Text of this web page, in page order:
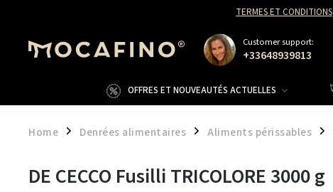
TERMES ET CONDITIONS
Customer support:
+33648939813
OFFRES ET NOUVEAUTÉS ACTUELLES
Home / Denrées alimentaires / Aliments périssables /
DE CECCO Fusilli TRICOLORE 3000 g